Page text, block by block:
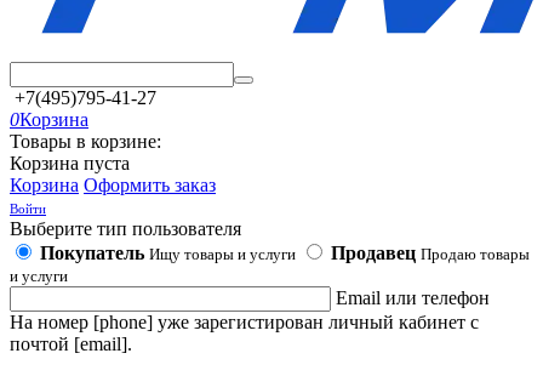
+7(495)795-41-27
0Корзина
Товары в корзине:
Корзина пуста
Корзина Оформить заказ
Войти
Выберите тип пользователя
Покупатель Ищу товары и услуги Продавец Продаю товары
и услуги
Email или телефон
На номер [phone] уже зарегистирован личный кабинет с
почтой [email].